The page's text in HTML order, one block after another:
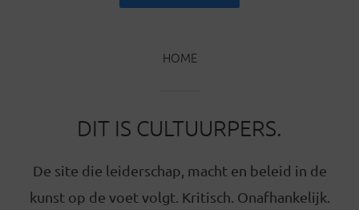
HOME
DIT IS CULTUURPERS.
De site die leiderschap, macht en beleid in de
kunst op de voet volgt. Kritisch. Onafhankelijk.